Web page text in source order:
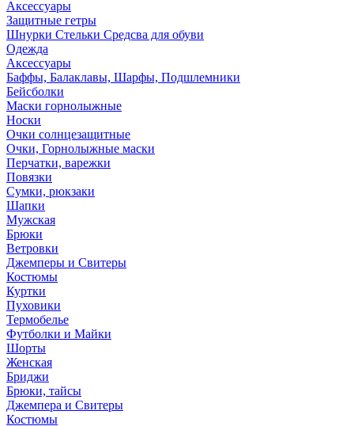
Аксессуары
Защитные гетры
Шнурки Стельки Средсва для обуви
Одежда
Аксессуары
Баффы, Балаклавы, Шарфы, Подшлемники
Бейсболки
Маски горнолыжные
Носки
Очки солнцезащитные
Очки, Горнолыжные маски
Перчатки, варежки
Повязки
Сумки, рюкзаки
Шапки
Мужская
Брюки
Ветровки
Джемперы и Свитеры
Костюмы
Куртки
Пуховики
Термобелье
Футболки и Майки
Шорты
Женская
Бриджи
Брюки, тайсы
Джемпера и Свитеры
Костюмы